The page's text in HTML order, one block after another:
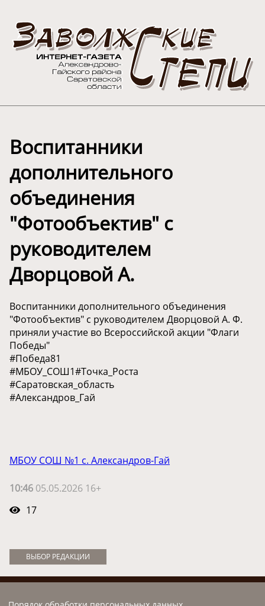
Воспитанники
дополнительного
объединения
"Фотообъектив" с
руководителем
Дворцовой А.
Воспитанники дополнительного объединения
"Фотообъектив" с руководителем Дворцовой А. Ф.
приняли участие во Всероссийской акции "Флаги
Победы"
#Победа81
#МБОУ_СОШ1#Точка_Роста
#Саратовская_область
#Александров_Гай
МБОУ СОШ №1 с. Александров-Гай
10:46 05.05.2026 16+
17
ВЫБОР РЕДАКЦИИ